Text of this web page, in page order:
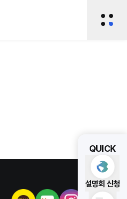
전체
QUICK
설명회 신청